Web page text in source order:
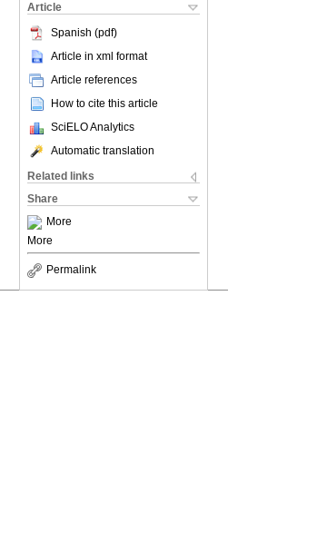
Article
Spanish (pdf)
Article in xml format
Article references
How to cite this article
SciELO Analytics
Automatic translation
Related links
Share
More
More
Permalink